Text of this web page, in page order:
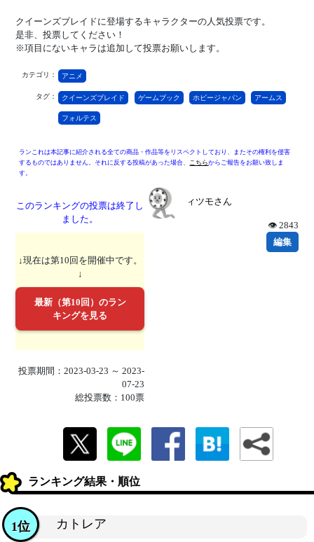
クイーンズブレイドに登場するキャラクターの人気投票です。
是非、投票してください！
※項目にないキャラは追加して投票お願いします。
カテゴリ： アニメ
タグ： クイーンズブレイド ゲームブック ホビージャパン アームス
フォルテス
ランこれは本記事に紹介される全ての商品・作品等をリスペクトしており、またその権利を侵害
するものではありません。それに反する投稿があった場合、 こちらからご報告をお願い致しま
す。
このランキングの投票は終了し
ました。
↓現在は第10回を開催中です。
↓
最新（第10回）のラン
キングを見る
投票期間：2023-03-23 ～ 2023-
07-23
総投票数：100票
ィツモさん
👁 2843
編集
ランキング結果・順位
カトレア
1位